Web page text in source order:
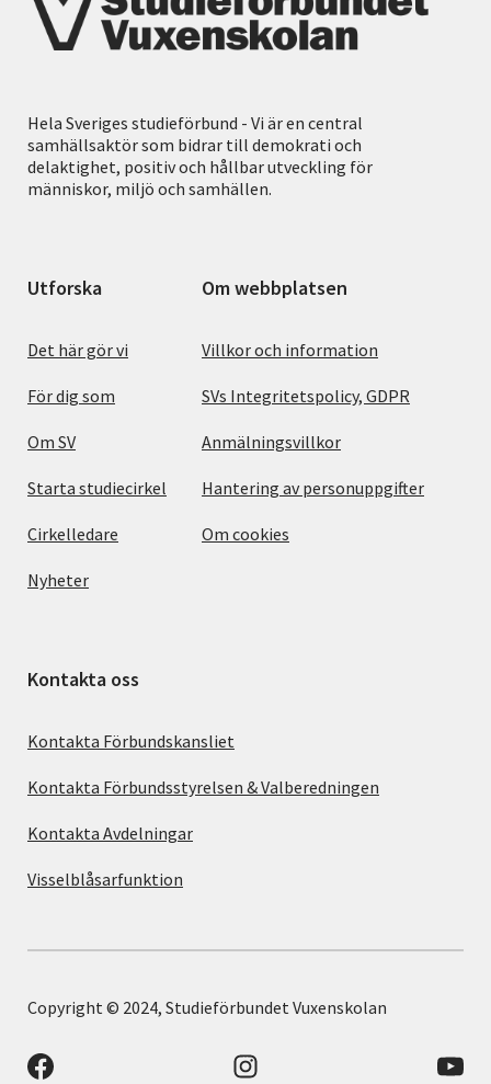
Hela Sveriges studieförbund - Vi är en central
samhällsaktör som bidrar till demokrati och
delaktighet, positiv och hållbar utveckling för
människor, miljö och samhällen.
Utforska
Det här gör vi
För dig som
Om SV
Starta studiecirkel
Cirkelledare
Nyheter
Om webbplatsen
Villkor och information
SVs Integritetspolicy, GDPR
Anmälningsvillkor
Hantering av personuppgifter
Om cookies
Kontakta oss
Kontakta Förbundskansliet
Kontakta Förbundsstyrelsen & Valberedningen
Kontakta Avdelningar
Visselblåsarfunktion
Copyright © 2024, Studieförbundet Vuxenskolan